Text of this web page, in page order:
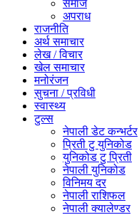
समाज
अपराध
राजनीति
अर्थ समाचार
लेख / विचार
खेल समाचार
मनोरंजन
सुचना / प्रविधी
स्वास्थ्य
टुल्स
नेपाली डेट कन्भर्टर
प्रिती टु युनिकोड
युनिकोड टु प्रिती
नेपाली युनिकोड
विनिमय दर
नेपाली राशिफल
नेपाली क्यालेण्डर